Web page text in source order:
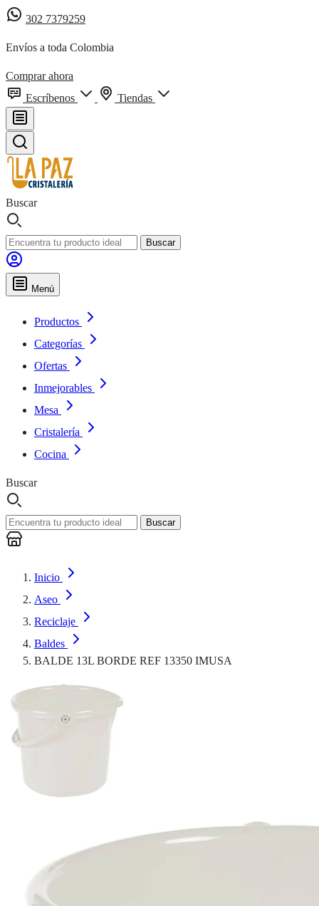
302 7379259
Envíos a toda Colombia
Comprar ahora
Escríbenos
Tiendas
Buscar
Buscar
Menú
Productos
Categorías
Ofertas
Inmejorables
Mesa
Cristalería
Cocina
Buscar
Buscar
Inicio
Aseo
Reciclaje
Baldes
BALDE 13L BORDE REF 13350 IMUSA